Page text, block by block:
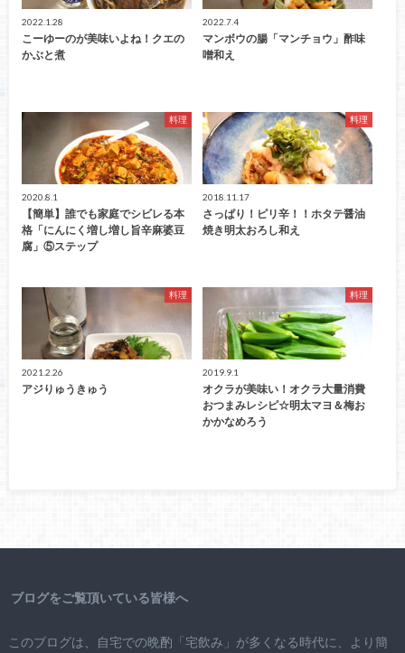
2022.1.28
こーゆーのが美味いよね！クエの
かぶと煮
2022.7.4
マンボウの腸「マンチョウ」酢味
噌和え
料理
2020.8.1
【簡単】誰でも家庭でシビレる本
格「にんにく増し増し旨辛麻婆豆
腐」⑤ステップ
料理
2018.11.17
さっぱり！ピリ辛！！ホタテ醤油
焼き明太おろし和え
料理
2021.2.26
アジりゅうきゅう
料理
2019.9.1
オクラが美味い！オクラ大量消費
おつまみレシピ☆明太マヨ＆梅お
かかなめろう
ブログをご覧頂いている皆様へ
このブログは、自宅での晩酌「宅飲み」が多くなる時代に、より簡